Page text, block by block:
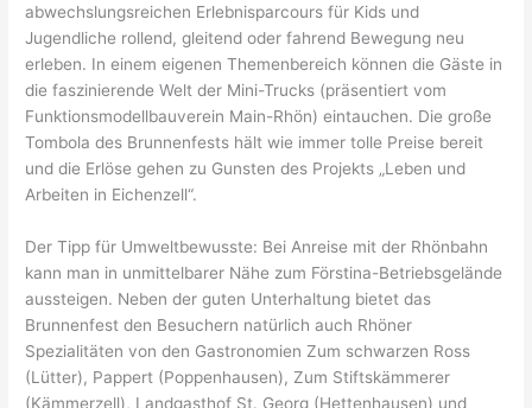
abwechslungsreichen Erlebnisparcours für Kids und
Jugendliche rollend, gleitend oder fahrend Bewegung neu
erleben. In einem eigenen Themenbereich können die Gäste in
die faszinierende Welt der Mini-Trucks (präsentiert vom
Funktionsmodellbauverein Main-Rhön) eintauchen. Die große
Tombola des Brunnenfests hält wie immer tolle Preise bereit
und die Erlöse gehen zu Gunsten des Projekts „Leben und
Arbeiten in Eichenzell“.
Der Tipp für Umweltbewusste: Bei Anreise mit der Rhönbahn
kann man in unmittelbarer Nähe zum Förstina-Betriebsgelände
aussteigen. Neben der guten Unterhaltung bietet das
Brunnenfest den Besuchern natürlich auch Rhöner
Spezialitäten von den Gastronomien Zum schwarzen Ross
(Lütter), Pappert (Poppenhausen), Zum Stiftskämmerer
(Kämmerzell), Landgasthof St. Georg (Hettenhausen) und